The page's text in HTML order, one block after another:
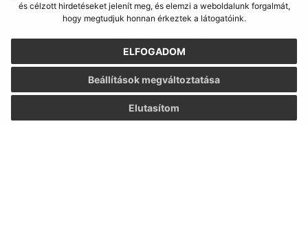
és célzott hirdetéseket jelenít meg, és elemzi a weboldalunk forgalmát,
hogy megtudjuk honnan érkeztek a látogatóink.
ELFOGADOM
Elutasítom
Beállítások megváltoztatása
076 52 Malý Horeš
info@malyhores.sk
+421 56 628 53 70
IČO: 00331724